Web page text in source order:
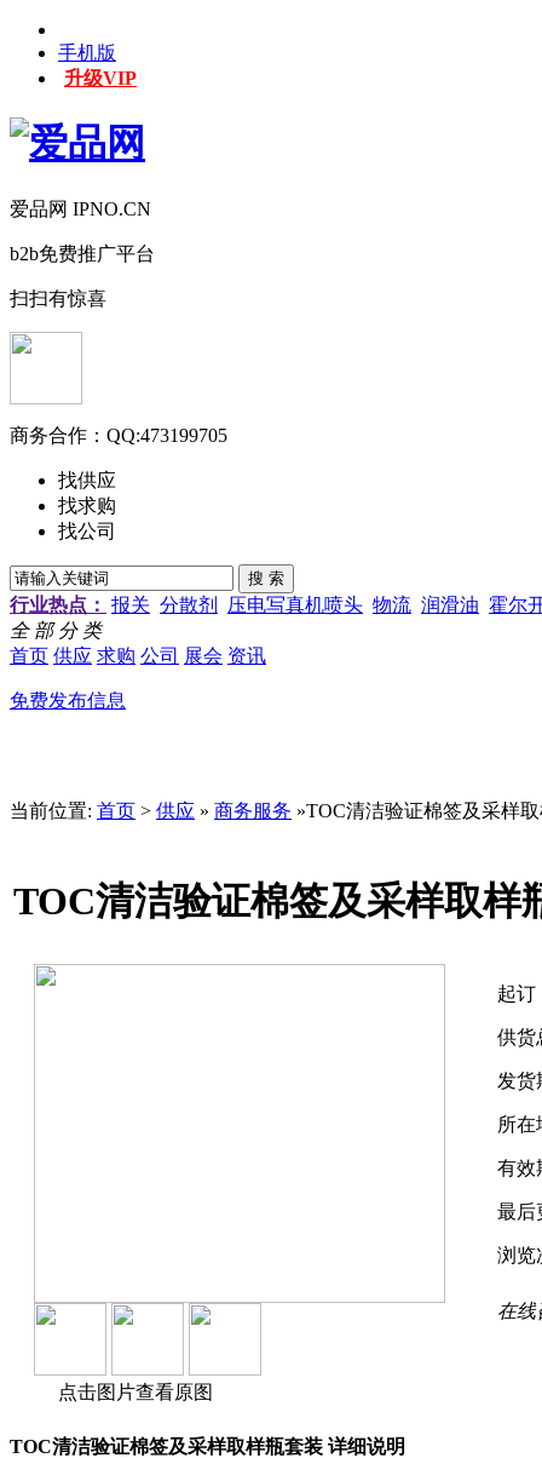
手机版
升级VIP
爱品网 IPNO.CN
b2b免费推广平台
扫扫有惊喜
商务合作： QQ:473199705
找供应
找求购
找公司
行业热点： 报关 分散剂 压电写真机喷头 物流 润滑油 霍尔
全 部 分 类
首页 供应 求购 公司 展会 资讯
免费发布信息
当前位置: 首页 > 供应 » 商务服务 »TOC清洁验证棉签及采样
TOC清洁验证棉签及采样取样
点击图片查看原图
起订
供货
发货
所在
有效
最后
浏览
在线
TOC清洁验证棉签及采样取样瓶套装 详细说明